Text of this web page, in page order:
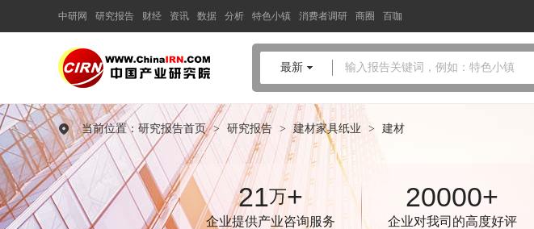
中研网 研究报告 财经 资讯 数据 分析 特色小镇 消费者调研 商圈 百咖
输入报告关键词，例如：特色小镇
最新
当前位置： 研究报告首页 > 研究报告 > 建材家具纸业 > 建材
21万+
企业提供产业咨询服务
20000+
企业对我司的高度好评
中国产业咨询领导者
2025-2030年中国卫生陶瓷行
业市场全景调研及投资价值评
估研究报告
品质保障，一年免费更新维护
报告编号：1921517
出版日期：2025年9月